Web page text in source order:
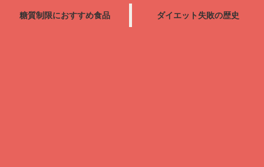
糖質制限におすすめ食品 ダイエット失敗の歴史